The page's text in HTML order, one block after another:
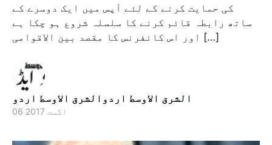
کی حمایت کرنے کے لئے آپس میں ایک دوسرے کے
ساتھ رابطہ قائم کرنے کا سلسلہ شروع ہو چکا ہے
اور اس کانفرنس کا مقصد بین الاقوامی […]
الشرق الاوسط اردوالشرق الاوسط اردو
06 اگست 2017